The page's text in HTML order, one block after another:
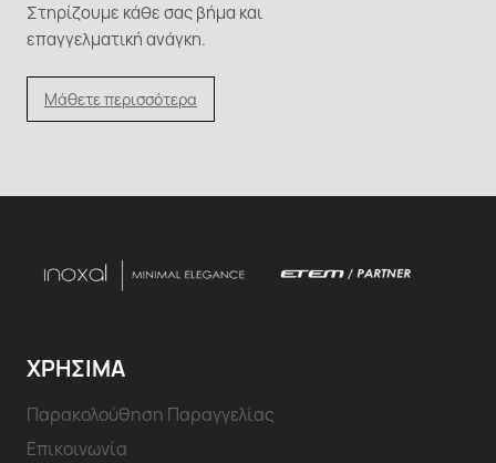
Στηρίζουμε κάθε σας βήμα και
επαγγελματική ανάγκη.
Μάθετε περισσότερα
ΧΡΗΣΙΜΑ
Παρακολούθηση Παραγγελίας
Επικοινωνία